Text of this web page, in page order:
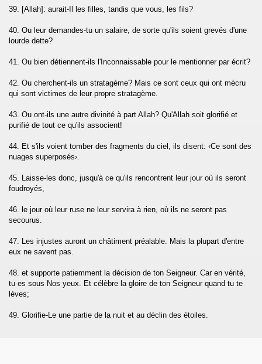
39. [Allah]: aurait-Il les filles, tandis que vous, les fils?
40. Ou leur demandes-tu un salaire, de sorte qu'ils soient grevés d'une
lourde dette?
41. Ou bien détiennent-ils l'Inconnaissable pour le mentionner par écrit?
42. Ou cherchent-ils un stratagème? Mais ce sont ceux qui ont mécru
qui sont victimes de leur propre stratagème.
43. Ou ont-ils une autre divinité à part Allah? Qu'Allah soit glorifié et
purifié de tout ce qu'ils associent!
44. Et s'ils voient tomber des fragments du ciel, ils disent: ‹Ce sont des
nuages superposés›.
45. Laisse-les donc, jusqu'à ce qu'ils rencontrent leur jour où ils seront
foudroyés,
46. le jour où leur ruse ne leur servira à rien, où ils ne seront pas
secourus.
47. Les injustes auront un châtiment préalable. Mais la plupart d'entre
eux ne savent pas.
48. et supporte patiemment la décision de ton Seigneur. Car en vérité,
tu es sous Nos yeux. Et célèbre la gloire de ton Seigneur quand tu te
lèves;
49. Glorifie-Le une partie de la nuit et au déclin des étoiles.
(Fussilat)
(Al-Fath)
Hujurat)